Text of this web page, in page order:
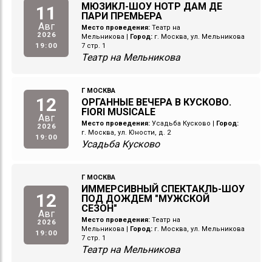
11
Авг
2026
19:00
МЮЗИКЛ-ШОУ НОТР ДАМ ДЕ
ПАРИ ПРЕМЬЕРА
Место проведения: Театр на
Мельникова
Город: г. Москва, ул. Мельникова
7 стр. 1
Театр на Мельникова
12
Авг
2026
19:00
Г МОСКВА
ОРГАННЫЕ ВЕЧЕРА В КУСКОВО.
FIORI MUSICALE
Место проведения: Усадьба Кусково
Город:
г. Москва, ул. Юности, д. 2
Усадьба Кусково
12
Авг
2026
19:00
Г МОСКВА
ИММЕРСИВНЫЙ СПЕКТАКЛЬ-ШОУ
ПОД ДОЖДЕМ "МУЖСКОЙ
СЕЗОН"
Место проведения: Театр на
Мельникова
Город: г. Москва, ул. Мельникова
7 стр. 1
Театр на Мельникова